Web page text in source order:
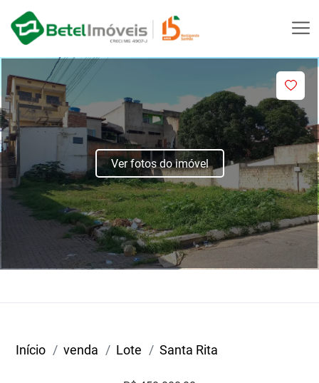
Ver fotos do imóvel
Início venda Lote Santa Rita